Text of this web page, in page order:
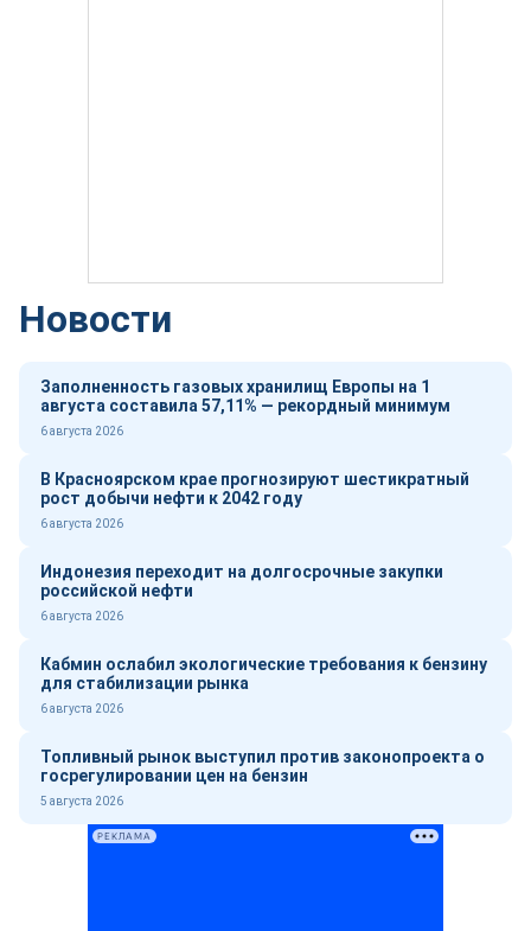
Новости
Заполненность газовых хранилищ Европы на 1
августа составила 57,11% — рекордный минимум
6 августа 2026
В Красноярском крае прогнозируют шестикратный
рост добычи нефти к 2042 году
6 августа 2026
Индонезия переходит на долгосрочные закупки
российской нефти
6 августа 2026
Кабмин ослабил экологические требования к бензину
для стабилизации рынка
6 августа 2026
Топливный рынок выступил против законопроекта о
госрегулировании цен на бензин
5 августа 2026
РЕКЛАМА